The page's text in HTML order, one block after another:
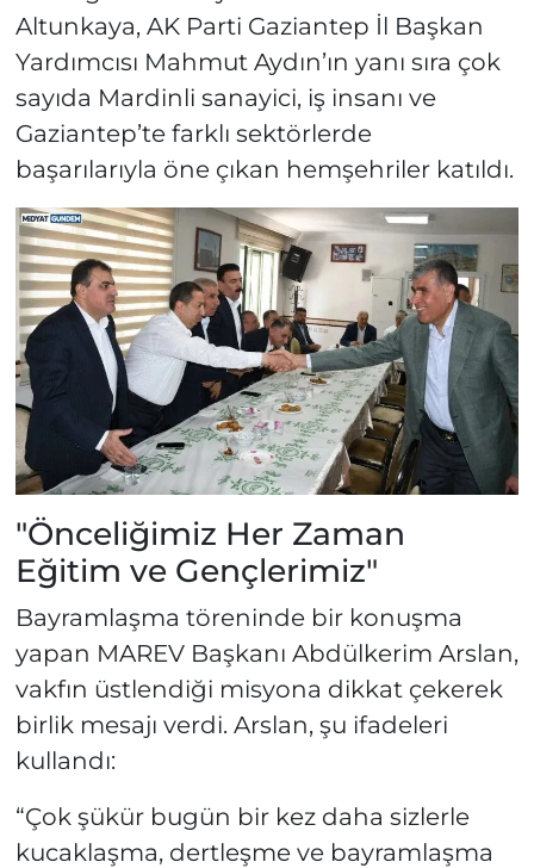
Altunkaya, AK Parti Gaziantep İl Başkan
Yardımcısı Mahmut Aydın’ın yanı sıra çok
sayıda Mardinli sanayici, iş insanı ve
Gaziantep’te farklı sektörlerde
başarılarıyla öne çıkan hemşehriler katıldı.
"Önceliğimiz Her Zaman
Eğitim ve Gençlerimiz"
Bayramlaşma töreninde bir konuşma
yapan MAREV Başkanı Abdülkerim Arslan,
vakfın üstlendiği misyona dikkat çekerek
birlik mesajı verdi. Arslan, şu ifadeleri
kullandı:
“Çok şükür bugün bir kez daha sizlerle
kucaklaşma, dertleşme ve bayramlaşma